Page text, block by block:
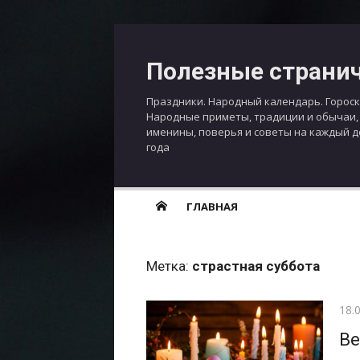
Полезные
Праздники. Народный календарь.
Народные приметы, традиции и обычаи,
именины, поверья и советы на каждый
года
ГЛАВНАЯ
Метка: страстная суббота